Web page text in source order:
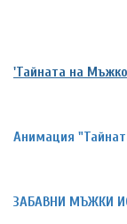
'Тайната на
Анимация
ЗАБАВНИ МЪЖКИ